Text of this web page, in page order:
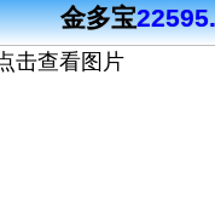
金多宝